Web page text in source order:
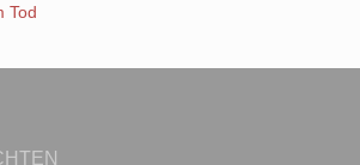
Tod